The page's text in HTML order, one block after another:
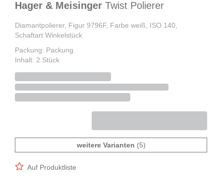
Hager & Meisinger Twist Polierer
Diamantpolierer, Figur 9796F, Farbe weiß, ISO 140,
Schaftart Winkelstück
Packung: Packung
Inhalt: 2 Stück
weitere Varianten (5)
Auf Produktliste